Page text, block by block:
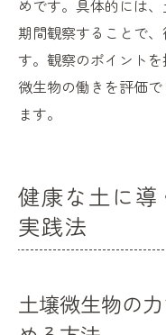
めです。具体的には
期間観察することで
す。観察のポイント
微生物の働きを評価
ます。
健康な土に導
実践法
土壌微生物の